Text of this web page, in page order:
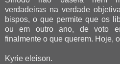
verdadeiras na verdade
bispos, o que permite que os
ou em outro ano, de voto
finalmente o que querem. Hoje,
Kyrie eleison.